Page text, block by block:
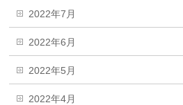
2022年7月
2022年6月
2022年5月
2022年4月